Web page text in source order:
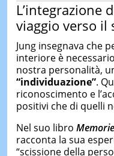
L’integrazione
viaggio verso il
Jung insegnava che
interiore è
nostra personalità,
“individuazione”.
riconoscimento e
positivi che di quelli
Nel suo libro
racconta la sua
“scissione della